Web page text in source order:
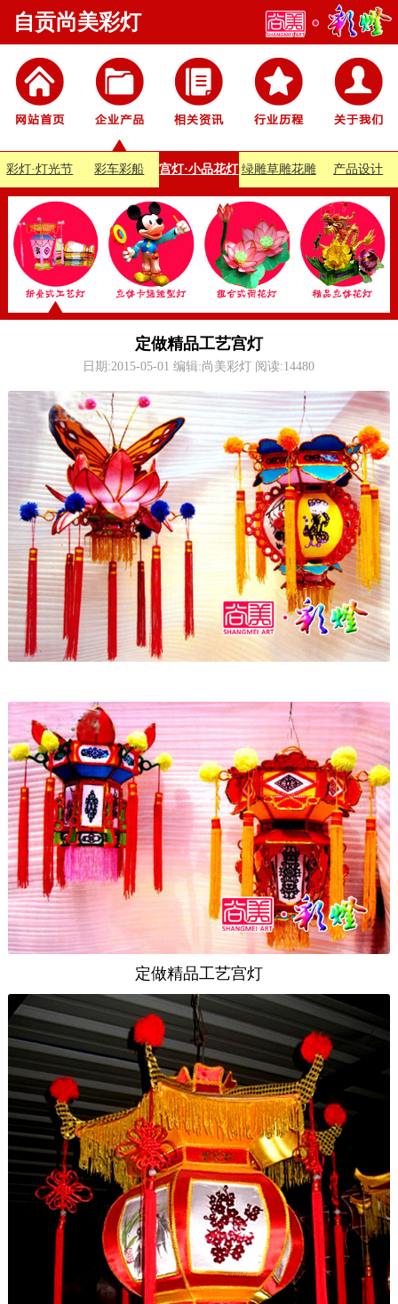
自贡尚美彩灯
彩灯·灯光节 彩车彩船 宫灯·小品花灯 绿雕草雕花雕 产品设计
定做精品工艺宫灯
日期:2015-05-01 编辑:尚美彩灯 阅读:14480
定做精品工艺宫灯